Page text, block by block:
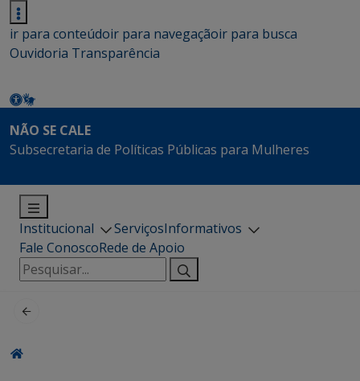
ir para conteúdoir para navegaçãoir para busca
Ouvidoria Transparência
NÃO SE CALE
Subsecretaria de Políticas Públicas para Mulheres
Institucional ServiçosInformativos
Fale ConoscoRede de Apoio
Pesquisar
por: